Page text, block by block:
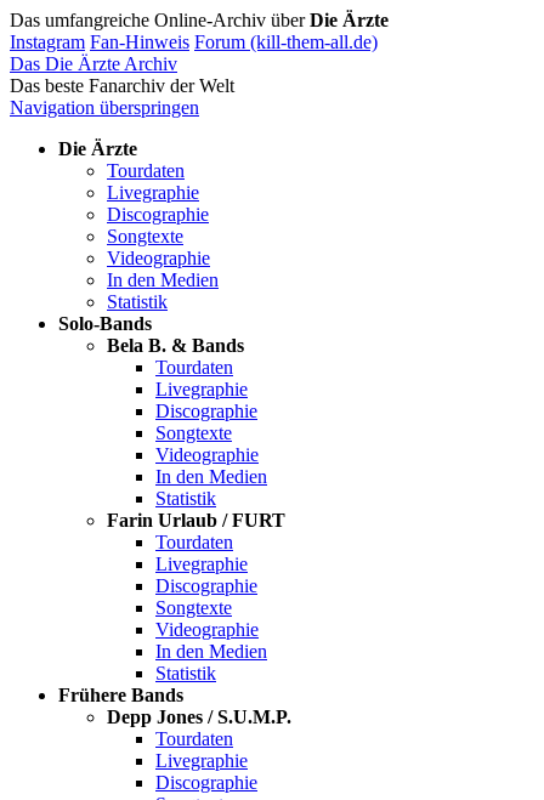
Das umfangreiche Online-Archiv überDie Ärzte
Instagram Fan-Hinweis Forum (kill-them-all.de)
Das Die Ärzte Archiv
Das beste Fanarchiv der Welt
Navigation überspringen
Die Ärzte
Tourdaten
Livegraphie
Discographie
Songtexte
Videographie
In den Medien
Statistik
Solo-Bands
Bela B. & Bands
Tourdaten
Livegraphie
Discographie
Songtexte
Videographie
In den Medien
Statistik
Farin Urlaub / FURT
Tourdaten
Livegraphie
Discographie
Songtexte
Videographie
In den Medien
Statistik
Frühere Bands
Depp Jones / S.U.M.P.
Tourdaten
Livegraphie
Discographie